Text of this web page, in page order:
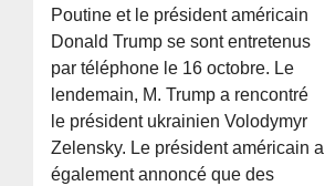
Poutine et le président américain
Donald Trump se sont entretenus
par téléphone le 16 octobre. Le
lendemain, M. Trump a rencontré
le président ukrainien Volodymyr
Zelensky. Le président américain a
également annoncé que des